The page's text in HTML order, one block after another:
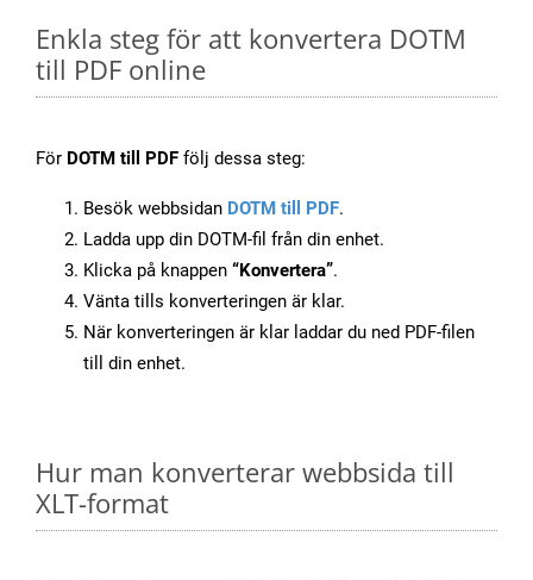
Enkla steg för att konvertera DOTM
till PDF online
För DOTM till PDF följ dessa steg:
Besök webbsidan DOTM till PDF.
Ladda upp din DOTM-fil från din enhet.
Klicka på knappen “Konvertera”.
Vänta tills konverteringen är klar.
När konverteringen är klar laddar du ned PDF-filen
till din enhet.
Hur man konverterar webbsida till
XLT-format